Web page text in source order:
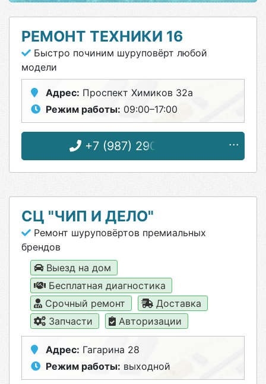
РЕМОНТ ТЕХНИКИ 16
Быстро починим шуруповёрт любой
модели
Адрес: Проспект Химиков 32а
Режим работы: 09:00–17:00
+7 (987) 290-98-94
СЦ "ЧИП И ДЕЛО"
Ремонт шуруповёртов премиальных
брендов
Выезд на дом
Бесплатная диагностика
Срочный ремонт
Доставка
Запчасти
Авторизации
Адрес: Гагарина 28
Режим работы: выходной